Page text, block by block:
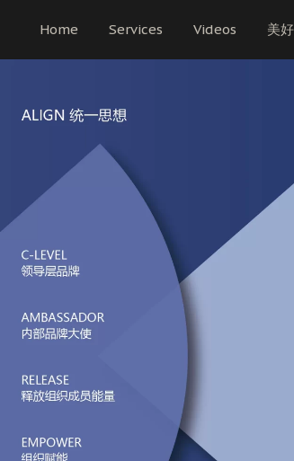
Home Services Videos 美